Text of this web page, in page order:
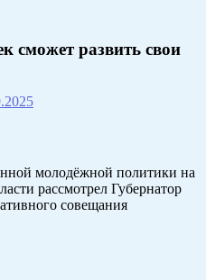
сможет развить свои
молодёжной политики на
рассмотрел Губернатор
совещания